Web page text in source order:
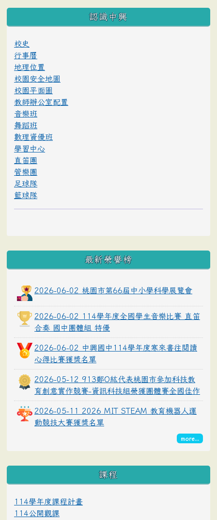
:::
認識中興
校史
行事曆
地理位置
校園安全地圖
校園平面圖
教師辦公室配置
音樂班
舞蹈班
數理資優班
學習中心
直笛團
管樂團
足球隊
籃球隊
最新榮譽榜
2026-06-02 桃園市第66屆中小學科學展覽會
2026-06-02 114學年度全國學生音樂比賽 直笛
合奏 國中團體組 特優
2026-06-02 中興國中114學年度寒來書往閱讀
心得比賽獲獎名單
2026-05-12 913鄭O紘代表桃園市參加科技教
育創意實作競賽-資訊科技組榮獲團體賽全國佳作
2026-05-11 2026 MIT STEAM 教育機器人運
動競技大賽獲獎名單
more...
課程
114學年度課程計畫
114公開觀課